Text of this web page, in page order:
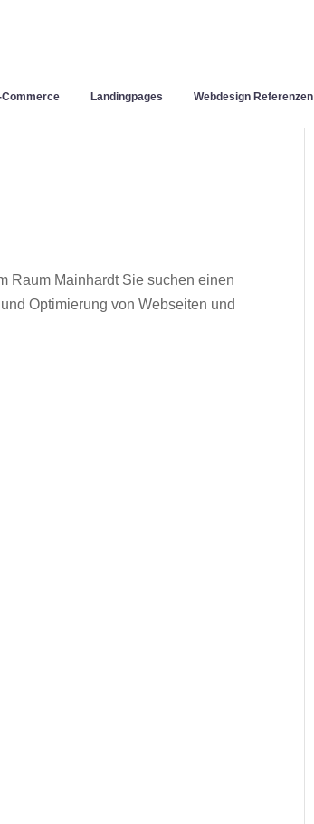
Commerce Landingpages Webdesign Referenzen
Raum Mainhardt Sie suchen einen
Optimierung von Webseiten und